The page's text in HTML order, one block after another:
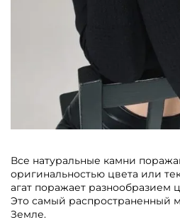
Все натуральные камни
оригинальностью цвета или
агат поражает разнообразием
Это самый распространенный
Земле.